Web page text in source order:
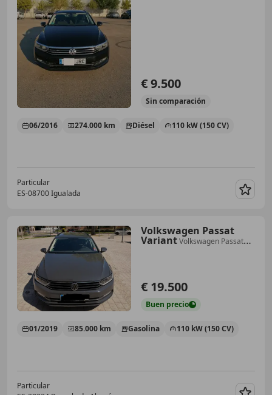
€ 9.500
Sin comparación
06/2016 274.000 km Diésel 110 kW (150 CV)
Particular
ES-08700 Igualada
Volkswagen Passat
VariantVolkswagen Passat
€ 19.500
Buen precio
01/2019 85.000 km Gasolina 110 kW (150 CV)
Particular